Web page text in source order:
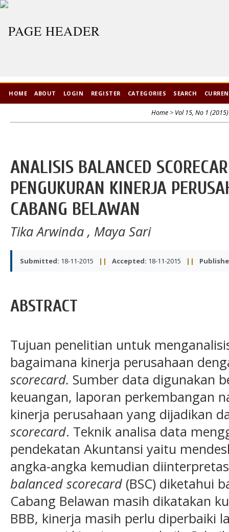
HOME ABOUT LOGIN REGISTER CATEGORIES SEARCH
Home > Vol 15, No 1 (2015)
ANALISIS BALANCED
PENGUKURAN KINERJA
CABANG BELAWAN
Tika Arwinda , Maya Sari
Submitted: 18-11-2015 || Accepted: 18-11-2015 ||
ABSTRACT
Tujuan penelitian untuk
bagaimana kinerja perusahaan
scorecard. Sumber data digunakan
keuangan, laporan perkembangan
kinerja perusahaan yang dijadikan
scorecard. Teknik analisa data
pendekatan Akuntansi yaitu
angka-angka kemudian
balanced scorecard (BSC) diketahui
Cabang Belawan masih dikatakan
BBB, kinerja masih perlu diperbaiki